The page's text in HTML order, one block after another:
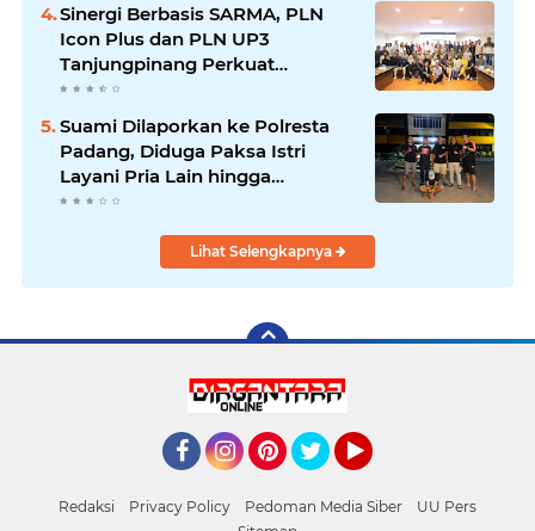
Sinergi Berbasis SARMA, PLN
Icon Plus dan PLN UP3
Tanjungpinang Perkuat
Kolaborasi Strategis
Suami Dilaporkan ke Polresta
Padang, Diduga Paksa Istri
Layani Pria Lain hingga
Berulang Kali
Lihat Selengkapnya
Redaksi Privacy Policy Pedoman Media Siber
UU Pers